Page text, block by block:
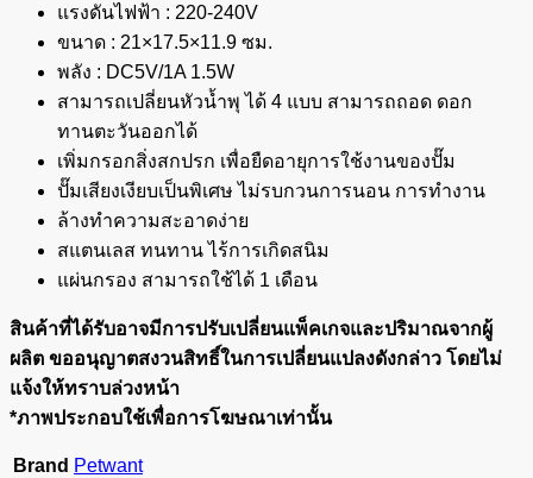
แรงดันไฟฟ้า : 220-240V
ขนาด : 21×17.5×11.9 ซม.
พลัง : DC5V/1A 1.5W
สามารถเปลี่ยนหัวน้ำพุ ได้ 4 แบบ สามารถถอด ดอก
ทานตะวันออกได้
เพิ่มกรอกสิ่งสกปรก เพื่อยืดอายุการใช้งานของปั๊ม
ปั๊มเสียงเงียบเป็นพิเศษ ไม่รบกวนการนอน การทำงาน
ล้างทำความสะอาดง่าย
สแตนเลส ทนทาน ไร้การเกิดสนิม
แผ่นกรอง สามารถใช้ได้ 1 เดือน
สินค้าที่ได้รับอาจมีการปรับเปลี่ยนแพ็คเกจและปริมาณจากผู้
ผลิต ขออนุญาตสงวนสิทธิ์ในการเปลี่ยนแปลงดังกล่าว โดยไม่
แจ้งให้ทราบล่วงหน้า
*ภาพประกอบใช้เพื่อการโฆษณาเท่านั้น
Brand Petwant